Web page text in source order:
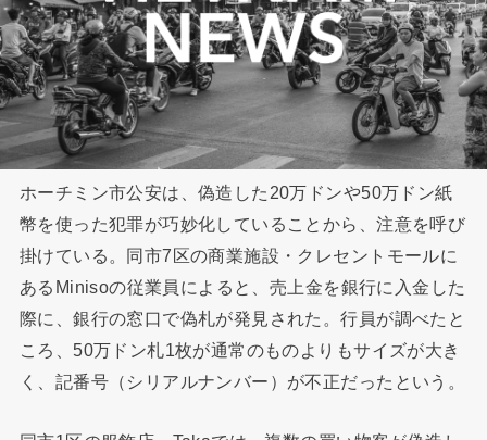
ホーチミン市公安は、偽造した20万ドンや50万ドン紙
幣を使った犯罪が巧妙化していることから、注意を呼び
掛けている。同市7区の商業施設・クレセントモールに
あるMinisoの従業員によると、売上金を銀行に入金した
際に、銀行の窓口で偽札が発見された。行員が調べたと
ころ、50万ドン札1枚が通常のものよりもサイズが大き
く、記番号（シリアルナンバー）が不正だったという。